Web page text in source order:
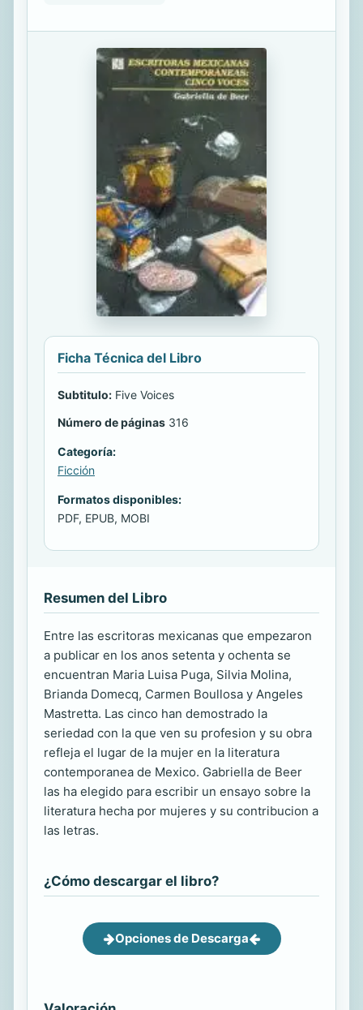
Ficha Técnica del Libro
Subtitulo: Five Voices
Número de páginas 316
Categoría:
Ficción
Formatos disponibles:
PDF, EPUB, MOBI
Resumen del Libro
Entre las escritoras mexicanas que empezaron
a publicar en los anos setenta y ochenta se
encuentran Maria Luisa Puga, Silvia Molina,
Brianda Domecq, Carmen Boullosa y Angeles
Mastretta. Las cinco han demostrado la
seriedad con la que ven su profesion y su obra
refleja el lugar de la mujer en la literatura
contemporanea de Mexico. Gabriella de Beer
las ha elegido para escribir un ensayo sobre la
literatura hecha por mujeres y su contribucion a
las letras.
¿Cómo descargar el libro?
Opciones de Descarga